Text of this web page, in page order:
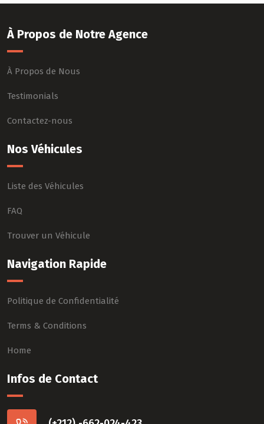
À Propos de Notre Agence
À Propos de Nous
Testimonials
Contactez-nous
Nos Véhicules
Liste des Véhicules
FAQ
Trouver un Véhicule
Navigation Rapide
Politique de Confidentialité
Terms & Conditions
Home
Infos de Contact